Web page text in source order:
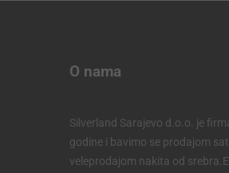
O nama
Silverland Sarajevo d.o.o. je
godine i bavimo se prodajom
veleprodajom nakita od